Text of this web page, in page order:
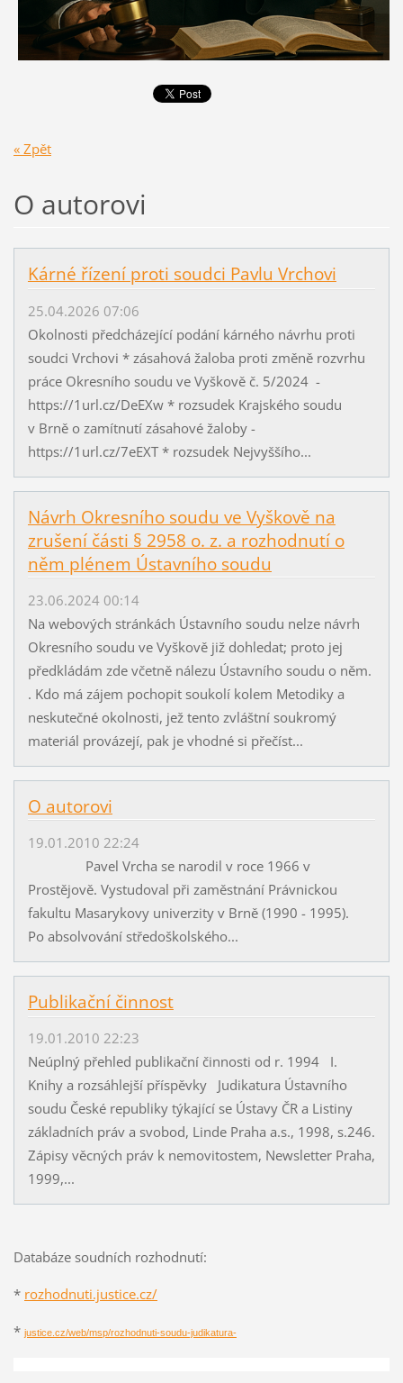
« Zpět
O autorovi
Kárné řízení proti soudci Pavlu Vrchovi
25.04.2026 07:06
Okolnosti předcházející podání kárného návrhu proti
soudci Vrchovi * zásahová žaloba proti změně rozvrhu
práce Okresního soudu ve Vyškově č. 5/2024 -
https://1url.cz/DeEXw * rozsudek Krajského soudu
v Brně o zamítnutí zásahové žaloby -
https://1url.cz/7eEXT * rozsudek Nejvyššího...
Návrh Okresního soudu ve Vyškově na
zrušení části § 2958 o. z. a rozhodnutí o
něm plénem Ústavního soudu
23.06.2024 00:14
Na webových stránkách Ústavního soudu nelze návrh
Okresního soudu ve Vyškově již dohledat; proto jej
předkládám zde včetně nálezu Ústavního soudu o něm.
. Kdo má zájem pochopit soukolí kolem Metodiky a
neskutečné okolnosti, jež tento zvláštní soukromý
materiál provázejí, pak je vhodné si přečíst...
O autorovi
19.01.2010 22:24
Pavel Vrcha se narodil v roce 1966 v
Prostějově. Vystudoval při zaměstnání Právnickou
fakultu Masarykovy univerzity v Brně (1990 - 1995).
Po absolvování středoškolského...
Publikační činnost
19.01.2010 22:23
Neúplný přehled publikační činnosti od r. 1994 I.
Knihy a rozsáhlejší příspěvky Judikatura Ústavního
soudu České republiky týkající se Ústavy ČR a Listiny
základních práv a svobod, Linde Praha a.s., 1998, s.246.
Zápisy věcných práv k nemovitostem, Newsletter Praha,
1999,...
Databáze soudních rozhodnutí:
* rozhodnuti.justice.cz/
* justice.cz/web/msp/rozhodnuti-soudu-judikatura-